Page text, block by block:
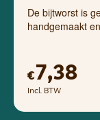
De bijtworst is
handgemaakt
€7,38
Incl. BTW